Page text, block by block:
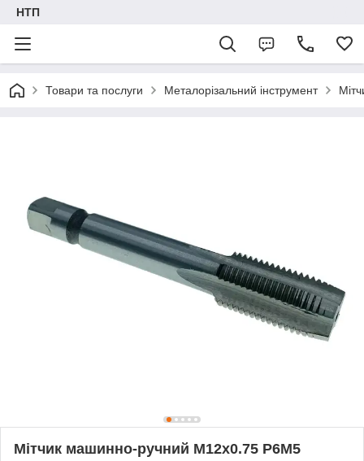
НТП
Товари та послуги Металорізальний інструмент
Мітчик машинно-ручний М12х0.75 Р6М5